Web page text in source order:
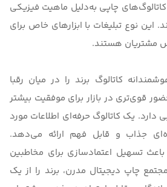
چاپی به‌دلیل ماهیت فیزیکی
این نوع تبلیغات با ابزارهای خاص برای
مشتریان هستند.
کاتالوگ برند را در میان رقبا
قوی‌تری در بازار برای موفقیت بیشتر
دارد. یک کاتالوگ حرفه‌ای اطلاعات مورد
جذاب و قابل فهم ارائه می‌دهد.
تسهیل اعتمادسازی برای مخاطبین
چاپ دیجیتال مدرن، برند را از یک